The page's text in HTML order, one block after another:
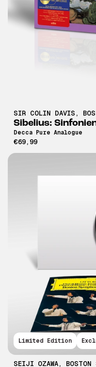
SIR COLIN DAVIS ,
Sibelius:
Decca Pure Analogue
€69,99
Limited Edition
SEIJI OZAWA, BOSTON